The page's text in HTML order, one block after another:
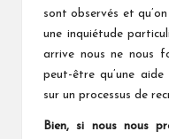
sont observés et
une inquiétude
arrive nous ne nous
peut-être qu’une
sur un processus de
Bien, si nous nous